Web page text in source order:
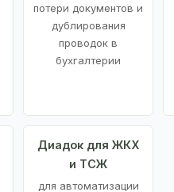
потери документов и
дублирования
проводок в
бухгалтерии
Диадок для ЖКХ
и ТСЖ
для автоматизации